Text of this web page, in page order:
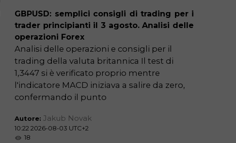
GBPUSD: semplici consigli di trading per i
trader principianti il 3 agosto. Analisi delle
operazioni Forex
Analisi delle operazioni e consigli per il
trading della valuta britannica Il test di
1,3447 si è verificato proprio mentre
l'indicatore MACD iniziava a salire da zero,
confermando il punto
Autore: Jakub Novak
10:22 2026-08-03 UTC+2
18